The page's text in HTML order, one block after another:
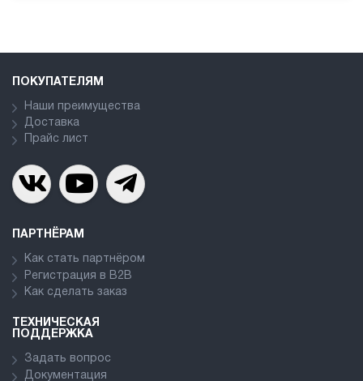
ПОКУПАТЕЛЯМ
Наши преимущества
Доставка
Прайс лист
ПАРТНЁРАМ
Как стать партнёром
Регистрация в В2В
Как сделать заказ
ТЕХНИЧЕСКАЯ
ПОДДЕРЖКА
Задать вопрос
Документация